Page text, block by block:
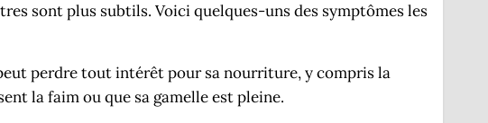
sont plus subtils. Voici quelques-uns des symptômes les
perdre tout intérêt pour sa nourriture, y compris la
la faim ou que sa gamelle est pleine.